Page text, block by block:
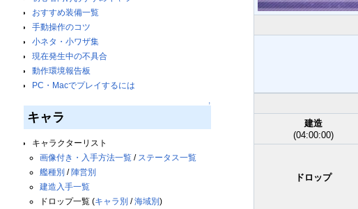
おすすめ装備一覧
手動操作のコツ
小ネタ・小ワザ集
現在発生中の不具合
動作環境報告板
PC・Macでプレイするには
↑
キャラ
キャラクターリスト
画像付き・入手方法一覧 / ステータス一覧
艦種別 / 陣営別
建造入手一覧
ドロップ一覧 (キャラ別 /海域別)
建造
(04:00:00)
ドロップ